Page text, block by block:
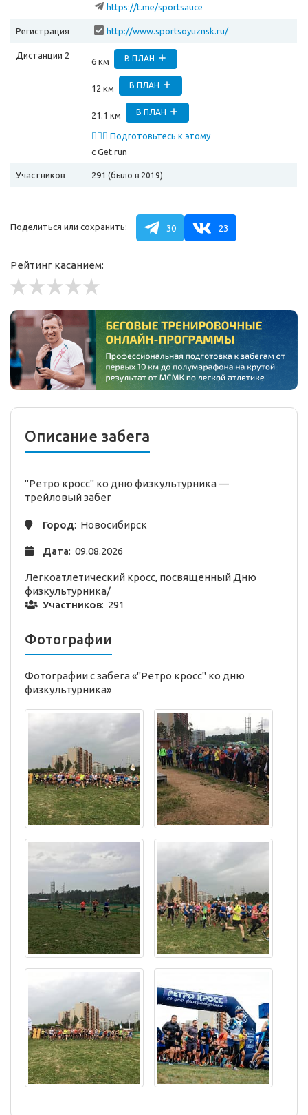
https://t.me/sportsauce
Регистрация http://www.sportsoyuznsk.ru/
Дистанции 2
6 км В ПЛАН
12 км В ПЛАН
21.1 км В ПЛАН
🏃🏻‍♂️ Подготовьтесь к этому
забегу
с Get.run
Участников 291 (было в 2019)
Поделиться или сохранить: 30 23
Рейтинг касанием:
Описание забега
"Ретро кросс" ко дню физкультурника —
трейловыйзабег
Город: Новосибирск
Дата: 09.08.2026
Легкоатлетический кросс, посвященный Дню
физкультурника/
Участников: 291
Фотографии
Фотографии с забега «"Ретро кросс" ко дню
физкультурника»